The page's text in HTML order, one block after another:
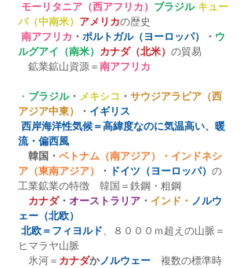
モーリタニア（西アフリカ） ブラジル キュー
バ（中南米） アメリカの歴史
南アフリカ ・ ポルトガル（ヨーロッパ） ・ ウ
ルグアイ（南米） カナダ（北米） の貿易
鉱業鉱山資源＝ 南アフリカ
・ ブラジル・ メキシコ ・ サウジアラビア（西
アジア中東）
・ イギリス
西岸海洋性気候＝高緯度なのに気温高い、暖
流・偏西風
韓国・ ベトナム（南アジア）・インドネシ
ア（東南アジア）
・ ドイツ（ヨーロッパ） の
工業鉱業の特徴　韓国＝鉄鋼・粗鋼
カナダ・ オーストラリア ・ インド・ ノルウ
ェー（北欧）
北欧＝フィヨルド、８０００ｍ超えの山脈＝
ヒマラヤ山脈
氷河＝ カナダかノルウェー 複数の標準時